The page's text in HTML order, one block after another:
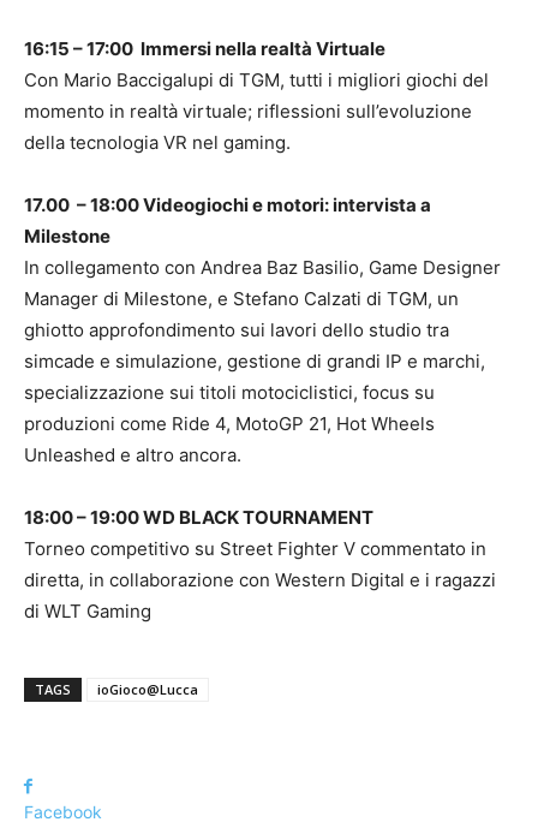
16:15 – 17:00 Immersi nella realtà Virtuale
Con Mario Baccigalupi di TGM, tutti i migliori giochi del
momento in realtà virtuale; riflessioni sull’evoluzione
della tecnologia VR nel gaming.
17.00 – 18:00 Videogiochi e motori: intervista a
Milestone
In collegamento con Andrea Baz Basilio, Game Designer
Manager di Milestone, e Stefano Calzati di TGM, un
ghiotto approfondimento sui lavori dello studio tra
simcade e simulazione, gestione di grandi IP e marchi,
specializzazione sui titoli motociclistici, focus su
produzioni come Ride 4, MotoGP 21, Hot Wheels
Unleashed e altro ancora.
18:00 – 19:00 WD BLACK TOURNAMENT
Torneo competitivo su Street Fighter V commentato in
diretta, in collaborazione con Western Digital e i ragazzi
di WLT Gaming
TAGS ioGioco@Lucca
Facebook